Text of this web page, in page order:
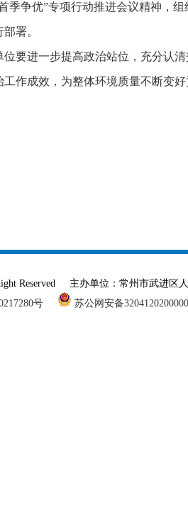
季争优”专项行动推进会议精神，
署。
位要进一步提高政治站位，充分认
工作成效，为整体环境质量不断变
Reserved 主办单位：常州市武进
号
苏公网安备